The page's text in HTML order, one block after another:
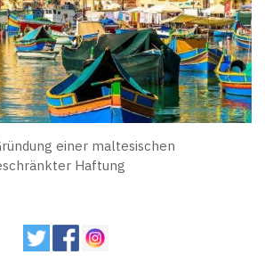
einer maltesischen
Haftung